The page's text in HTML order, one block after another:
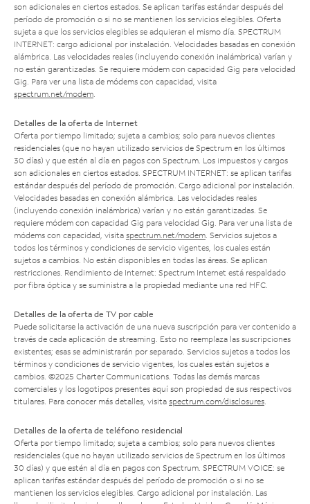
son adicionales en ciertos estados. Se aplican tarifas estándar después del
período de promoción o si no se mantienen los servicios elegibles. Oferta
sujeta a que los servicios elegibles se adquieran el mismo día. SPECTRUM
INTERNET: cargo adicional por instalación. Velocidades basadas en conexión
alámbrica. Las velocidades reales (incluyendo conexión inalámbrica) varían y
no están garantizadas. Se requiere módem con capacidad Gig para velocidad
Gig. Para ver una lista de módems con capacidad, visita
spectrum.net/modem
Detalles de la oferta de Internet
Oferta por tiempo limitado; sujeta a cambios; solo para nuevos clientes
residenciales (que no hayan utilizado servicios de Spectrum en los últimos
30 días) y que estén al día en pagos con Spectrum. Los impuestos y cargos
son adicionales en ciertos estados. SPECTRUM INTERNET: se aplican tarifas
estándar después del período de promoción. Cargo adicional por instalación.
Velocidades basadas en conexión alámbrica. Las velocidades reales
(incluyendo conexión inalámbrica) varían y no están garantizadas. Se
requiere módem con capacidad Gig para velocidad Gig. Para ver una lista de
módems con capacidad, visita spectrum.net/modem . Servicios sujetos a
todos los términos y condiciones de servicio vigentes, los cuales están
sujetos a cambios. No están disponibles en todas las áreas. Se aplican
restricciones. Rendimiento de Internet: Spectrum Internet está respaldado
por fibra óptica y se suministra a la propiedad mediante una red HFC.
Detalles de la oferta de TV por cable
Puede solicitarse la activación de una nueva suscripción para ver contenido a
través de cada aplicación de streaming. Esto no reemplaza las suscripciones
existentes; esas se administrarán por separado. Servicios sujetos a todos los
términos y condiciones de servicio vigentes, los cuales están sujetos a
cambios. ©2025 Charter Communications. Todas las demás marcas
comerciales y los logotipos presentes aquí son propiedad de sus respectivos
titulares. Para conocer más detalles, visita spectrum.com/disclosures
Detalles de la oferta de teléfono residencial
Oferta por tiempo limitado; sujeta a cambios; solo para nuevos clientes
residenciales (que no hayan utilizado servicios de Spectrum en los últimos
30 días) y que estén al día en pagos con Spectrum. SPECTRUM VOICE: se
aplican tarifas estándar después del período de promoción o si no se
mantienen los servicios elegibles. Cargo adicional por instalación. Las